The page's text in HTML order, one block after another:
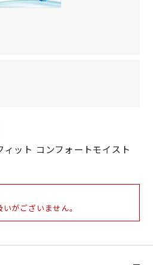
ィット コンフォートモイスト
がございません。